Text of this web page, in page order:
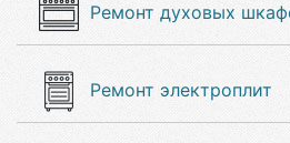
Ремонт духовых
Ремонт электроплит